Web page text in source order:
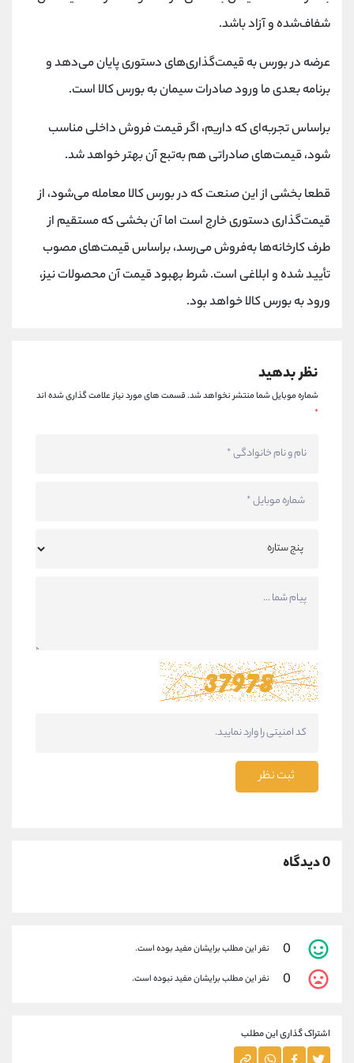
شفاف‌شده و آزاد باشد.
عرضه در بورس به قیمت‌گذاری‌های دستوری پایان می‌دهد و
برنامه بعدی ما ورود صادرات سیمان به بورس کالا است.
براساس تجربه‌ای که داریم، اگر قیمت فروش داخلی مناسب
شود، قیمت‌های صادراتی هم به‌تبع آن بهتر خواهد شد.
قطعا بخشی از این صنعت که در بورس کالا معامله می‌شود، از
قیمت‌گذاری دستوری خارج است اما آن بخشی که مستقیم از
طرف کارخانه‌ها به‌فروش می‌رسد، براساس قیمت‌های مصوب
تأیید شده و ابلاغی است. شرط بهبود قیمت آن محصولات نیز،
ورود به بورس کالا خواهد بود.
نظر بدهید
شماره موبایل شما منتشر نخواهد شد.قسمت های مورد نیاز علامت گذاری شده اند
*
ثبت نظر
0 دیدگاه
0 نفر این مطلب برایشان مفید بوده است.
0 نفر این مطلب برایشان مفید نبوده است.
اشتراک گذاری این مطلب
کانال بله @alirezamehrabi_official